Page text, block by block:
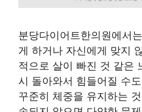
분당다이어트한의원에서
게 하거나 자신에게 맞지
적으로 살이 빠진 것 같은
시 돌아와서 힘들어질 수
꾸준히 체중을 유지하는